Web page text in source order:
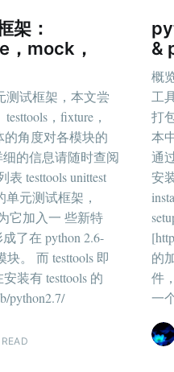
架：
mock，
测试框架，本文尝
，fixture，
的角度对各模块的
的信息请随时查阅
testtools unittest
元测试框架，
它加入一 些新特
了在 python 2.6-
块。 而 testtools 即
装有 testtools 的
python2.7/
&
概
工
打
本
通
安
的
件
一